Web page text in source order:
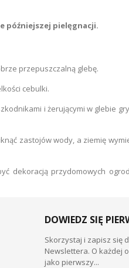
późniejszej pielęgnacji.
przepuszczalną glebę.
cebulki.
i żerującymi w glebie
zastojów wody, a ziemię
dekoracją przydomowych
DOWIEDZ SIĘ
Skorzystaj i zapisz się
Newslettera. O każdej
jako pierwszy...